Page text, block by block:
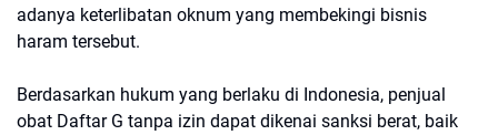
adanya keterlibatan oknum yang membekingi bisnis
haram tersebut.
Berdasarkan hukum yang berlaku di Indonesia, penjual
obat Daftar G tanpa izin dapat dikenai sanksi berat, baik